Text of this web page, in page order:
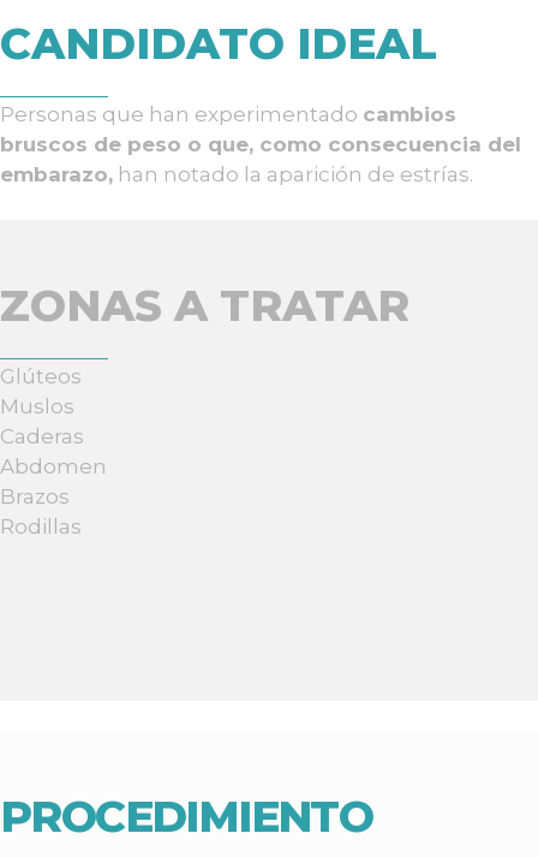
CANDIDATO IDEAL
Personas que han experimentado cambios
bruscos de peso o que, como consecuencia del
embarazo, han notado la aparición de estrías.
ZONAS A TRATAR
Glúteos
Muslos
Caderas
Abdomen
Brazos
Rodillas
PROCEDIMIENTO